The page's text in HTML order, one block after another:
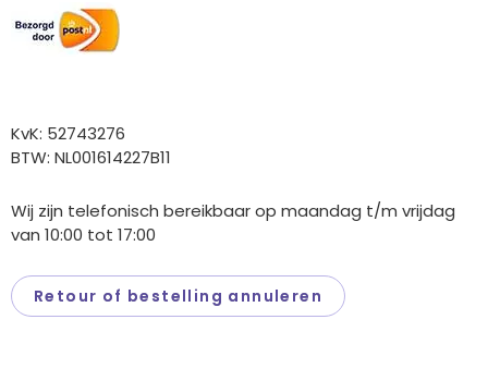
KvK: 52743276
BTW: NL001614227B11
Wij zijn telefonisch bereikbaar op maandag t/m vrijdag
van 10:00 tot 17:00
Retour of bestelling annuleren